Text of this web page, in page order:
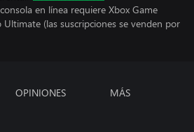
en línea requiere Xbox Game
Ultimate (las suscripciones se venden por
OPINIONES MÁS